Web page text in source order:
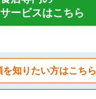
ービスはこちら
知りたい方はこちら